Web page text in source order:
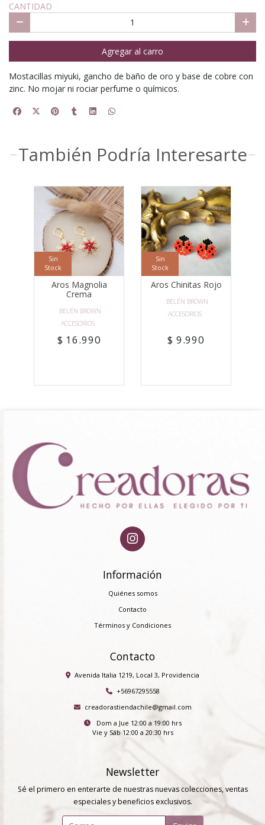
CANTIDAD
Agregar al carro
Mostacillas miyuki, gancho de baño de oro y base de cobre con
zinc. No mojar ni rociar perfume o químicos.
También Podría Interesarte
Sin
Stock
Aros Magnolia
Crema
BELÉN BROWN
ACCESORIOS
$ 16.990
Sin
Stock
Aros Chinitas Rojo
BELÉN BROWN
ACCESORIOS
$ 9.990
Información
Quiénes somos
Contacto
Términos y Condiciones
Contacto
Avenida Italia 1219, Local 3, Providencia
+56967295558
creadorastiendachile@gmail.com
Dom a Jue 12:00 a 19:00 hrs
Vie y Sáb 12:00 a 20:30 hrs
Newsletter
Sé el primero en enterarte de nuestras nuevas colecciones, ventas
especiales y beneficios exclusivos.